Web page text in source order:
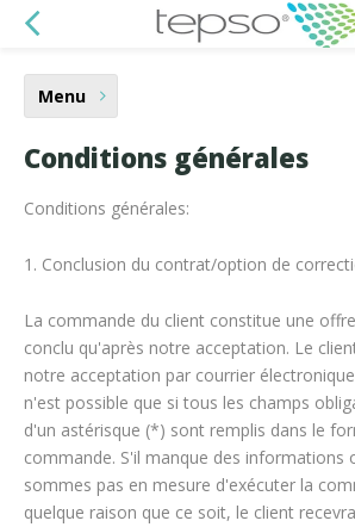
Menu
Conditions générales
Conditions générales:
1. Conclusion du contrat/option de
La commande du client constitue une
conclu qu'après notre acceptation. Le
notre acceptation par courrier
n'est possible que si tous les champs
d'un astérisque (*) sont remplis dans le
commande. S'il manque des informations
sommes pas en mesure d'exécuter la
quelque raison que ce soit, le client